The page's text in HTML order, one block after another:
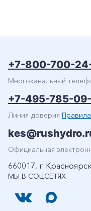
МЫ В СОЦСЕТЯХ
+7-800-700-
Многоканальный
+7-495-785-
Линия доверия
Официальная
660017, г.